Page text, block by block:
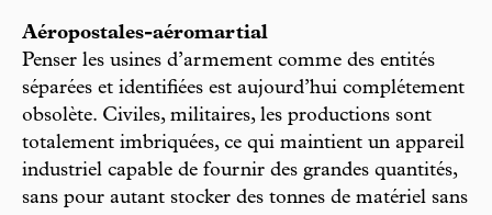
Aéropostales-aéromartial
Penser les usines d’armement comme des entités
séparées et identifiées est aujourd’hui complétement
obsolète. Civiles, militaires, les productions sont
totalement imbriquées, ce qui maintient un appareil
industriel capable de fournir des grandes quantités,
sans pour autant stocker des tonnes de matériel sans